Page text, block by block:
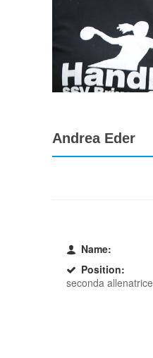
Andrea Eder
Name:
Position:
seconda allenatrice